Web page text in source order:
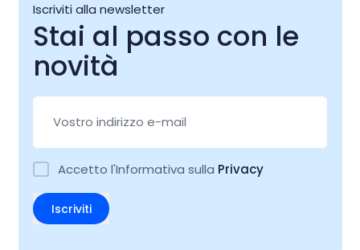
Iscriviti alla newsletter
Stai al passo con le
novità
Accetto l'Informativa sulla Privacy
Iscriviti